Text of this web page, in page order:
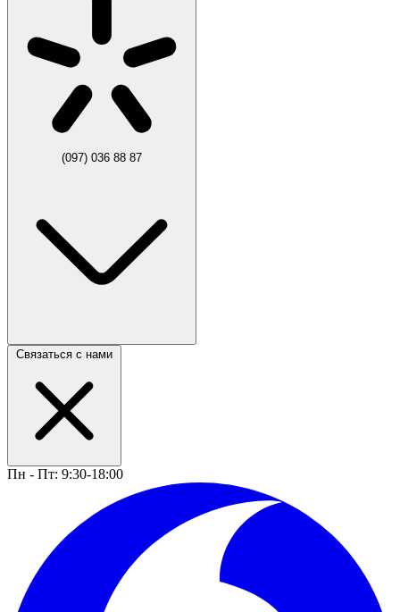
(097) 036 88 87
Связаться с нами
Пн - Пт: 9:30-18:00